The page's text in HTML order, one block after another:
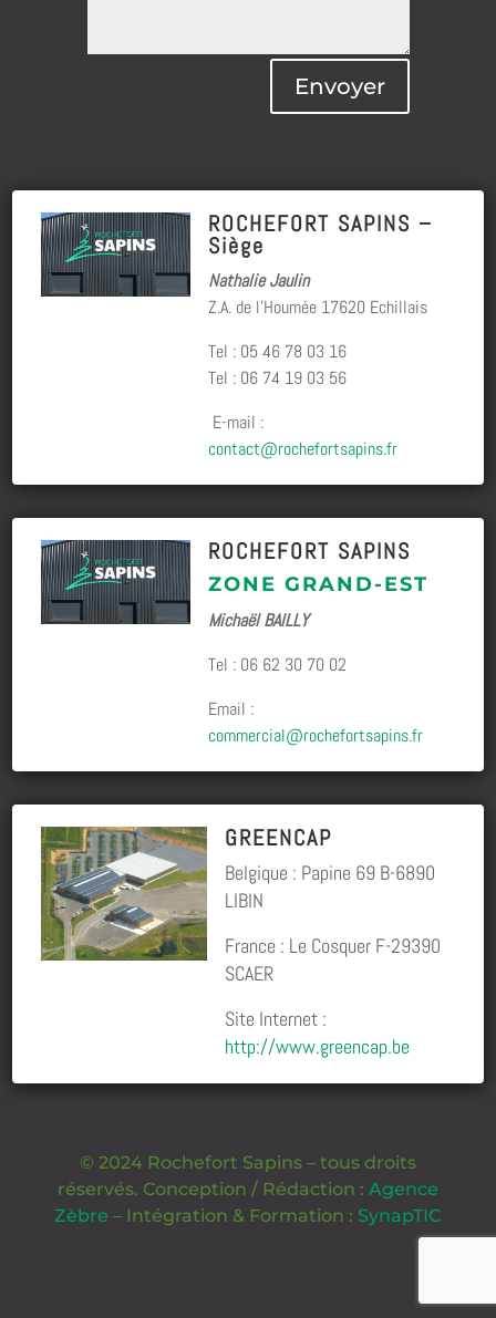
Envoyer
ROCHEFORT SAPINS –
Siège
Nathalie Jaulin
Z.A. de l’Houmée 17620 Echillais
Tel : 05 46 78 03 16
Tel : 06 74 19 03 56
E-mail :
contact@rochefortsapins.fr
ROCHEFORT SAPINS
ZONE GRAND-EST
Michaël BAILLY
Tel : 06 62 30 70 02
Email :
commercial@rochefortsapins.fr
GREENCAP
Belgique : Papine 69 B-6890
LIBIN
France : Le Cosquer F-29390
SCAER
Site Internet :
http://www.greencap.be
© 2024 Rochefort Sapins – tous droits
réservés. Conception / Rédaction : Agence
Zèbre – Intégration & Formation : SynapTIC